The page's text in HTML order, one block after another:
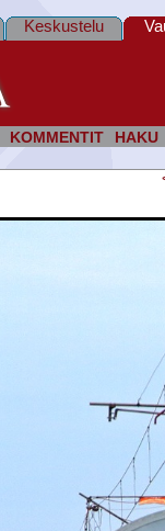
KOMMENTIT HAKU
Keskustelu